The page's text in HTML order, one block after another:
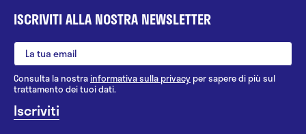
ISCRIVITI ALLA NOSTRA NEWSLETTER
Consulta la nostrainformativa sulla privacy per sapere di più sul
trattamento dei tuoi dati.